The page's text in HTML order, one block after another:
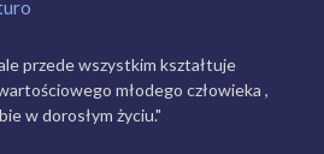
przede wszystkim kształtuje
młodego człowieka ,
w dorosłym życiu."